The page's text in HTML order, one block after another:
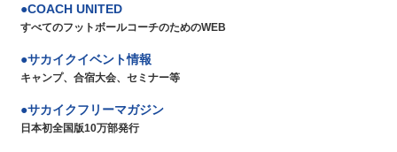
COACH UNITED
すべてのフットボールコーチのためのWEB
サカイクイベント情報
キャンプ、合宿大会、セミナー等
サカイクフリーマガジン
日本初全国版10万部発行